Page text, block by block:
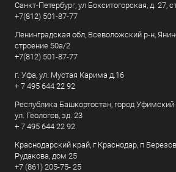
Санкт-Петербург, ул Бокситогорская, д. 27,
+7(812) 501-87-77
Ленинградская обл, Всеволожский р-н,
строение 50а/2
+7(812) 501-87-77
г. Уфа, ул. Мустая Карима д.16
+ 7 495 644 22 92
Республика Башкортостан, город Уфимский
ул. Геологов, зд. 23
+ 7 495 644 22 92
Краснодарский край, г Краснодар, п
Рудакова, дом 25
+7 (861) 205-75- 25